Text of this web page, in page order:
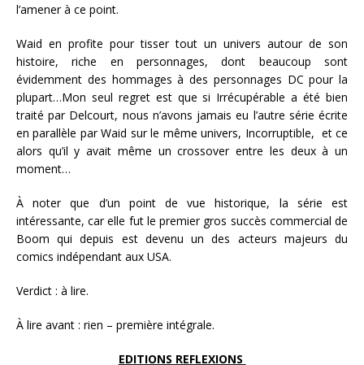
l’amener à ce point.
Waid en profite pour tisser tout un univers autour de son
histoire, riche en personnages, dont beaucoup sont
évidemment des hommages à des personnages DC pour la
plupart…Mon seul regret est que si Irrécupérable a été bien
traité par Delcourt, nous n’avons jamais eu l’autre série écrite
en parallèle par Waid sur le même univers, Incorruptible, et ce
alors qu’il y avait même un crossover entre les deux à un
moment…
À noter que d’un point de vue historique, la série est
intéressante, car elle fut le premier gros succès commercial de
Boom qui depuis est devenu un des acteurs majeurs du
comics indépendant aux USA.
Verdict : à lire.
À lire avant : rien – première intégrale.
EDITIONS REFLEXIONS